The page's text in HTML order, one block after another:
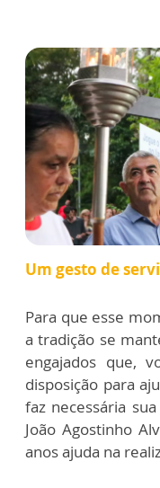
Um gesto de
Para que esse
a tradição se
engajados que,
disposição para
faz necessária
João Agostinho
anos ajuda na